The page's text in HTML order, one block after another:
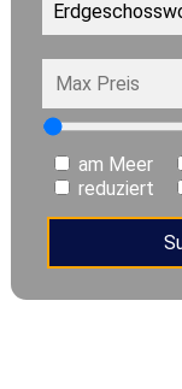
am Meer
reduziert